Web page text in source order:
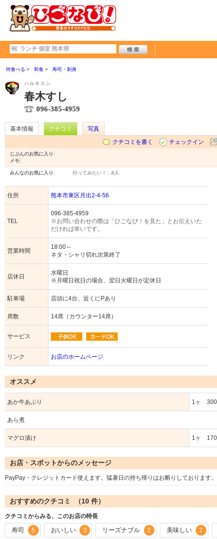
何食べる 和食 寿司・刺身
ハルキスシ
春木すし
096-385-4959
基本情報 クチコミ
写真
クチコミを書く
チェックイン
じぶんのお気に入り:
メモ:
みんなのお気に入り: 行ってみたい！… 8人
住所 熊本市東区月出2-4-56
TEL
096-385-4959
※お問い合わせの際は「ひごなび！を見た」とお伝えいた
だければ幸いです。
営業時間
18:00～
ネタ・シャリ切れ次第終了
店休日
水曜日
※月曜日祝日の場合、翌日火曜日が定休日
駐車場 店頭に4台、近くにPあり
席数 14席（カウンター14席）
サービス
リンク お店のホームページ
オススメ
あか牛あぶり 1ヶ
あら煮
マグロ漬け 1ヶ
お店・スポットからのメッセージ
PayPay・クレジットカード使えます。猛暑日の持ち帰りはお断りしております
おすすめのクチコミ （10 件）
クチコミからみる、このお店の特長
寿司 5 おいしい 3 リーズナブル 2 美味しい 2